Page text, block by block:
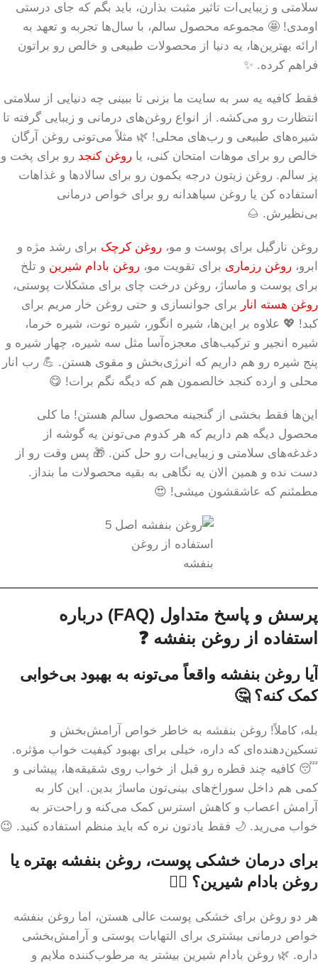
سلامتی و زیبایی‌ات تاثیر مثبت بذارن، باید بگم که جای درستی
اومدی! 🤩 مجموعه محصول سالم، با سال‌ها تجربه و تعهد به
ارائه بهترین‌ها، یه دنیا از محصولات طبیعی و خالص رو براتون
فراهم کرده. ✨
فقط کافیه یه سر به سایت ما بزنی تا ببینی چه دنیایی از سلامتی
انتظارت رو می‌کشه. از انواع روغن‌های درمانی و زیبایی گرفته تا
شیره‌های طبیعی و رب‌های محلی! 🌿 مثلاً می‌تونی روغن آرگان
خالص رو برای موهات امتحان کنی، یا روغن کنجد رو برای پخت و
پز سالم. روغن زیتون درجه یکمون رو برای سالادها و غذاهات
استفاده کن یا روغن سیاهدانه رو برای خواص درمانی
بی‌نظیرش. 🌰
روغن نارگیل برای پوست و مو، روغن کرچک برای رشد مژه و
ابرو، روغن رزماری برای تقویت مو، روغن بادام شیرین و تلخ
برای پوست و ماساژ، روغن درخت چای برای مشکلات پوستی،
روغن هسته انار برای جوانسازی و حتی روغن خار مریم برای
کبد! 💖 علاوه بر این‌ها، شیره انگور، شیره توت، شیره خرما،
شیره انجیر و ترکیب‌های معجزه‌آسا مثل سه شیره، چهار شیره و
پنج شیره رو هم داریم که انرژی‌بخش و مقوی هستن. 💪 رب انار
محلی و ارده کنجد خالصمون هم که دیگه نگم برات! 😋
این‌ها فقط بخشی از گنجینه محصول سالم هستن! ما کلی
محصول دیگه هم داریم که هر کدوم می‌تونن یه گوشه از
دغدغه‌های سلامتی و زیبایی‌ات رو حل کنن. 🎁 پس وقت رو از
دست نده و همین الان یه نگاهی به بقیه محصولات ما بنداز.
مطمئنم که عاشقشون میشی! 😍
استفاده از روغن
بنفشه
پرسش و پاسخ متداول (FAQ) درباره
استفاده از روغن بنفشه ❓
آیا روغن بنفشه واقعاً می‌تونه به بهبود بی‌خوابی
کمک کنه؟ 🤔
بله، کاملاً! روغن بنفشه به خاطر خواص آرامش‌بخش و
تسکین‌دهنده‌ای که داره، خیلی برای بهبود کیفیت خواب مؤثره.
😴 کافیه چند قطره رو قبل از خواب روی شقیقه‌ها، پیشانی و
کمی هم داخل سوراخ‌های بینی‌تون ماساژ بدین. این کار به
آرامش اعصاب و کاهش استرس کمک می‌کنه و راحت‌تر به
خواب می‌رید. 🌙 فقط یادتون نره که باید منظم استفاده کنید. 😉
برای درمان خشکی پوست، روغن بنفشه بهتره یا
روغن بادام شیرین؟ 🤷‍♀️
هر دو روغن برای خشکی پوست عالی هستن، اما روغن بنفشه
خواص درمانی بیشتری برای التهابات پوستی و آرامش‌بخشی
داره. 🌿 روغن بادام شیرین بیشتر یه مرطوب‌کننده ملایم و